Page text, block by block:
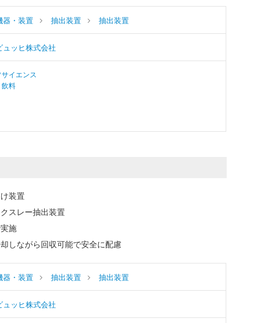
器・装置 抽出装置 抽出装置
ュッヒ株式会社
イエンス
飲料
装置
スレー抽出装置
施
しながら回収可能で安全に配慮
器・装置 抽出装置 抽出装置
ュッヒ株式会社